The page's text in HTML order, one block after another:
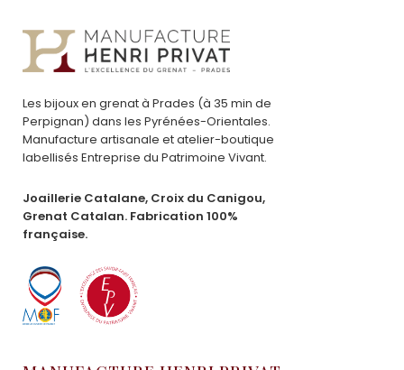
Les bijoux en grenat à Prades (à 35 min de
Perpignan) dans les Pyrénées-Orientales.
Manufacture artisanale et atelier-boutique
labellisés Entreprise du Patrimoine Vivant.
Joaillerie Catalane, Croix du Canigou,
Grenat Catalan. Fabrication 100%
française.